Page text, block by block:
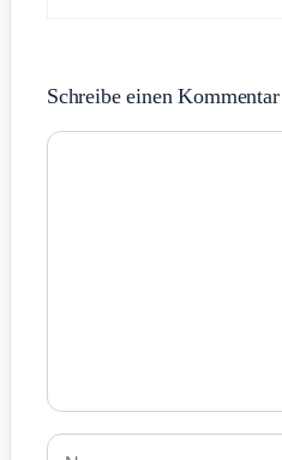
Schreibe einen Kommentar
Kommentar
Name